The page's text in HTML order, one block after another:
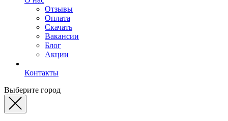
Отзывы
Оплата
Скачать
Вакансии
Блог
Акции
Контакты
Выберите город